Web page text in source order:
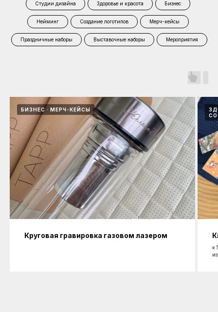
Студии дизайна Здоровье и красота Бизнес
Нейминг Создание логотипов Мерч-кейсы
Праздничные наборы Выставочные наборы Мероприятия
БИЗНЕС МЕРЧ-КЕЙСЫ
Круговая гравировка газовом лазером
к